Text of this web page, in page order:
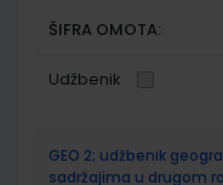
ŠIFRA OMOTA:
Udžbenik
GEO 2; udžbenik
sadržajima u drugom